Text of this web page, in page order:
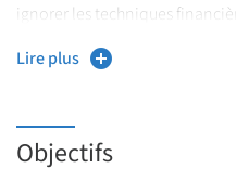
ignorer les techniques
par les entreprises et sur les
vis à répondre à ces besoins
Lire plus
Objectifs